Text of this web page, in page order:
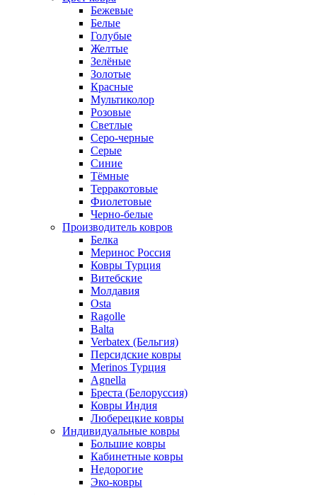
Бежевые
Белые
Голубые
Желтые
Зелёные
Золотые
Красные
Мультиколор
Розовые
Светлые
Серо-черные
Серые
Синие
Тёмные
Терракотовые
Фиолетовые
Черно-белые
Производитель ковров
Белка
Меринос Россия
Ковры Турция
Витебские
Молдавия
Osta
Ragolle
Balta
Verbatex (Бельгия)
Персидские ковры
Merinos Турция
Agnella
Бреста (Белоруссия)
Ковры Индия
Люберецкие ковры
Индивидуальные ковры
Большие ковры
Кабинетные ковры
Недорогие
Эко-ковры